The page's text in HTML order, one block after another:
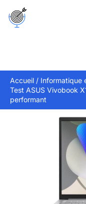
Accueil
Informatique
Test ASUS Vivobook
performant
e
r
c
h